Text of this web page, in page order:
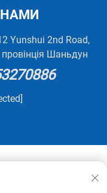
НАМИ
Yunshui 2nd Road,
Шаньдун